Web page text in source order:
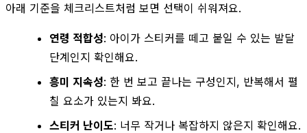
아래 기준을 체크리스트처럼 보면 선택이 쉬워져요.
연령 적합성: 아이가 스티커를 떼고 붙일 수 있는 발달
단계인지 확인해요.
흥미 지속성: 한 번 보고 끝나는 구성인지, 반복해서 펼
칠 요소가 있는지 봐요.
스티커 난이도: 너무 작거나 복잡하지 않은지 확인해요.